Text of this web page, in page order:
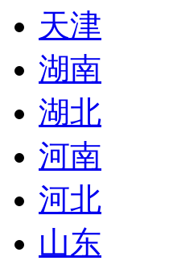
天津
湖南
湖北
河南
河北
山东